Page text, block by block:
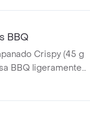
BBQ
Crispy (45 g
BBQ ligeramente
mediana (60